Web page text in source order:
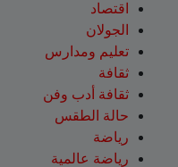
اقتصاد
الجولان
تعليم ومدارس
ثقافة
ثقافة أدب وفن
حالة الطقس
رياضة
رياضة عالمية